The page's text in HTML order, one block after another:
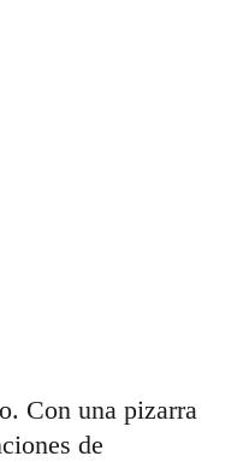
Con una pizarra
de